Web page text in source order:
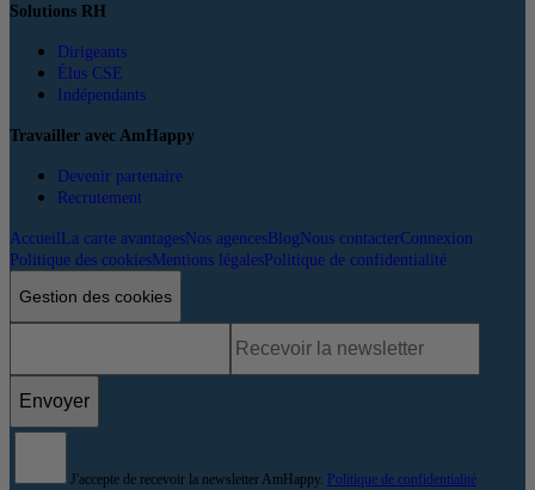
Solutions RH
Dirigeants
Élus CSE
Indépendants
Travailler avec AmHappy
Devenir partenaire
Recrutement
Accueil La carte avantagesNos agencesBlogNous contacterConnexion
Politique des cookiesMentions légalesPolitique de confidentialité
Gestion des cookies
Envoyer
J'accepte de recevoir la newsletter AmHappy. Politique de confidentialité